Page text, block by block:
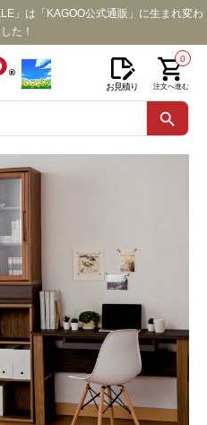
」は「KAGOO公式通販」に生まれ変わ
た！
お見積り
0
注文へ進む